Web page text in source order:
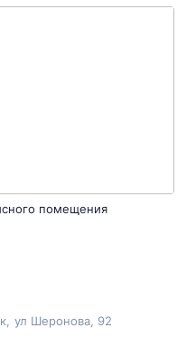
помещения
ул Шеронова , 92